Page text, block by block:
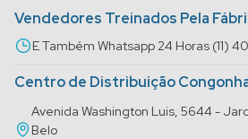
Vendedores Treinados Pela
E Também Whatsapp 24 Horas (11)
Centro de Distribuição
Avenida Washington Luis, 5644 -
Belo